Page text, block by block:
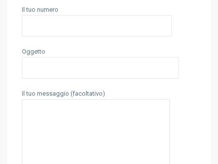
Il tuo numero
Oggetto
Il tuo messaggio (facoltativo)